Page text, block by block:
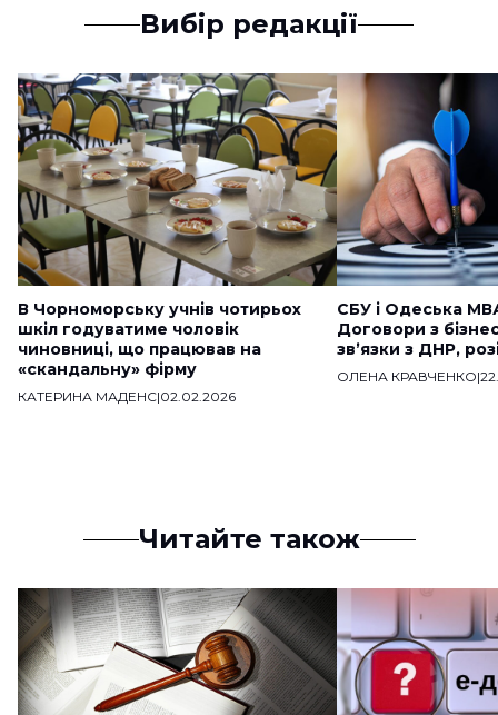
Вибір редакції
В Чорноморську учнів чотирьох
шкіл годуватиме чоловік
чиновниці, що працював на
«скандальну» фірму
КАТЕРИНА МАДЕНС|02.02.2026
СБУ і Одеська
Договори з
звʼязки з ДНР,
ОЛЕНА КРАВЧЕНКО|
Читайте також